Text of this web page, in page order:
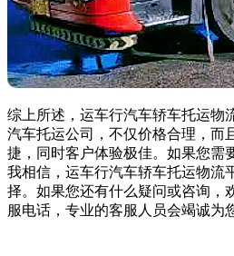
综上所述，运车行汽车轿车托运物
汽车托运公司，不仅价格合理，而
捷，同时客户体验极佳。如果您需
我相信，运车行汽车轿车托运物流
择。如果您还有什么疑问或咨询，
服电话，专业的客服人员会竭诚为